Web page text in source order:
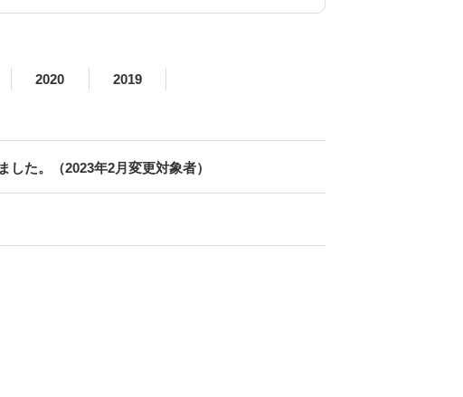
2020 2019
した。（2023年2月変更対象者）